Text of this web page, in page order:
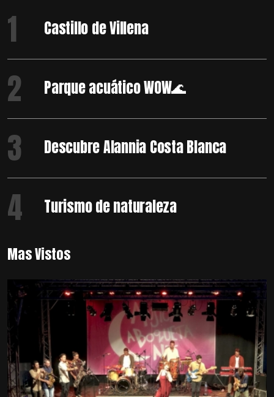
1 Castillo de Villena
2 Parque acuático WOW🌊
3 Descubre Alannia Costa Blanca
4 Turismo de naturaleza
Mas Vistos